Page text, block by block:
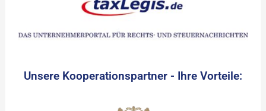
Unsere Kooperationspartner - Ihre Vorteile: